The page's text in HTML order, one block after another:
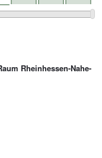
Rheinhessen-Nahe-